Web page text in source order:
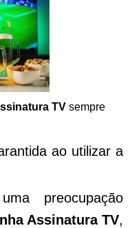
TVsempre
ao utilizar a
preocupação
Assinatura TV,